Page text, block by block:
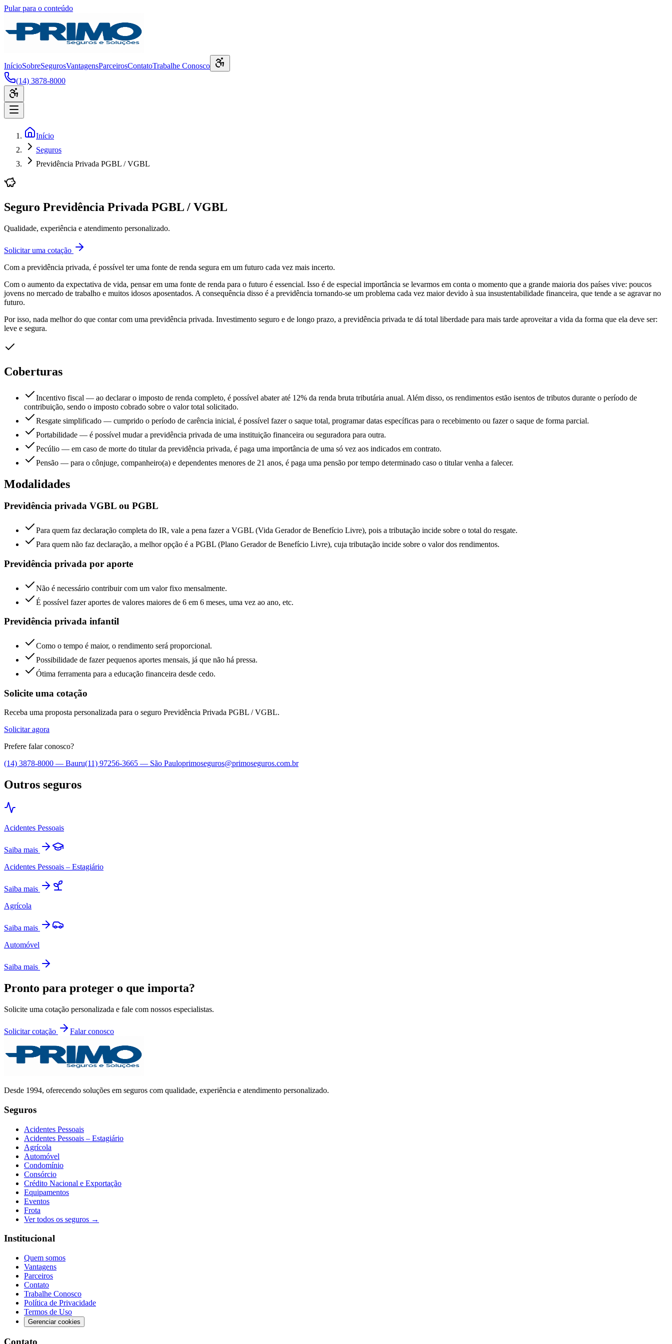
Pular para o conteúdo
InícioSobreSegurosVantagensParceirosContatoTrabalhe Conosco
(14) 3878-8000
Início
Seguros
Previdência Privada PGBL / VGBL
Seguro Previdência Privada PGBL / VGBL
Qualidade, experiência e atendimento personalizado.
Solicitar uma cotação
Com a previdência privada, é possível ter uma fonte de renda segura em um futuro cada vez mais incerto.
Com o aumento da expectativa de vida, pensar em uma fonte de renda para o futuro é essencial. Isso é de especial importância se levarmos em conta o momento que a grande maioria dos países vive: poucos
jovens no mercado de trabalho e muitos idosos aposentados. A consequência disso é a previdência tornando-se um problema cada vez maior devido à sua insustentabilidade financeira, que tende a se agravar no
futuro.
Por isso, nada melhor do que contar com uma previdência privada. Investimento seguro e de longo prazo, a previdência privada te dá total liberdade para mais tarde aproveitar a vida da forma que ela deve ser:
leve e segura.
Coberturas
Incentivo fiscal — ao declarar o imposto de renda completo, é possível abater até 12% da renda bruta tributária anual. Além disso, os rendimentos estão isentos de tributos durante o período de
contribuição, sendo o imposto cobrado sobre o valor total solicitado.
Resgate simplificado — cumprido o período de carência inicial, é possível fazer o saque total, programar datas específicas para o recebimento ou fazer o saque de forma parcial.
Portabilidade — é possível mudar a previdência privada de uma instituição financeira ou seguradora para outra.
Pecúlio — em caso de morte do titular da previdência privada, é paga uma importância de uma só vez aos indicados em contrato.
Pensão — para o cônjuge, companheiro(a) e dependentes menores de 21 anos, é paga uma pensão por tempo determinado caso o titular venha a falecer.
Modalidades
Previdência privada VGBL ou PGBL
Para quem faz declaração completa do IR, vale a pena fazer a VGBL (Vida Gerador de Benefício Livre), pois a tributação incide sobre o total do resgate.
Para quem não faz declaração, a melhor opção é a PGBL (Plano Gerador de Benefício Livre), cuja tributação incide sobre o valor dos rendimentos.
Previdência privada por aporte
Não é necessário contribuir com um valor fixo mensalmente.
É possível fazer aportes de valores maiores de 6 em 6 meses, uma vez ao ano, etc.
Previdência privada infantil
Como o tempo é maior, o rendimento será proporcional.
Possibilidade de fazer pequenos aportes mensais, já que não há pressa.
Ótima ferramenta para a educação financeira desde cedo.
Solicite uma cotação
Receba uma proposta personalizada para o seguro Previdência Privada PGBL / VGBL.
Solicitar agora
Prefere falar conosco?
(14) 3878-8000 — Bauru(11) 97256-3665 — São Pauloprimoseguros@primoseguros.com.br
Outros seguros
Acidentes Pessoais
Saiba mais
Acidentes Pessoais – Estagiário
Saiba mais
Agrícola
Saiba mais
Automóvel
Saiba mais
Pronto para proteger o que importa?
Solicite uma cotação personalizada e fale com nossos especialistas.
Solicitar cotação Falar conosco
Desde 1994, oferecendo soluções em seguros com qualidade, experiência e atendimento personalizado.
Seguros
Acidentes Pessoais
Acidentes Pessoais – Estagiário
Agrícola
Automóvel
Condomínio
Consórcio
Crédito Nacional e Exportação
Equipamentos
Eventos
Frota
Ver todos os seguros →
Institucional
Quem somos
Vantagens
Parceiros
Contato
Trabalhe Conosco
Política de Privacidade
Termos de Uso
Gerenciar cookies
Contato